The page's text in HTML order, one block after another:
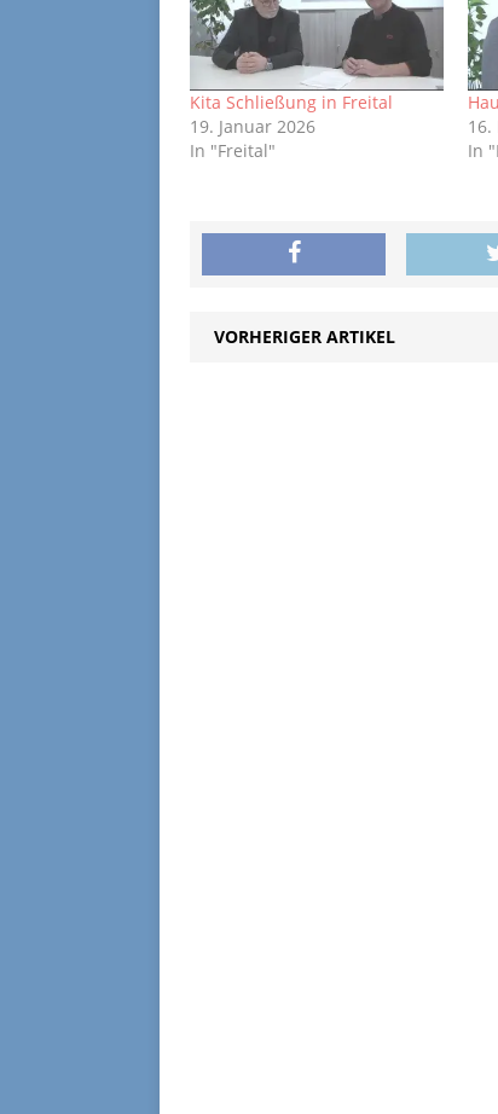
Kita Schließung in Freital
19. Januar 2026
In "Freital"
16.
In
VORHERIGER ARTIKEL